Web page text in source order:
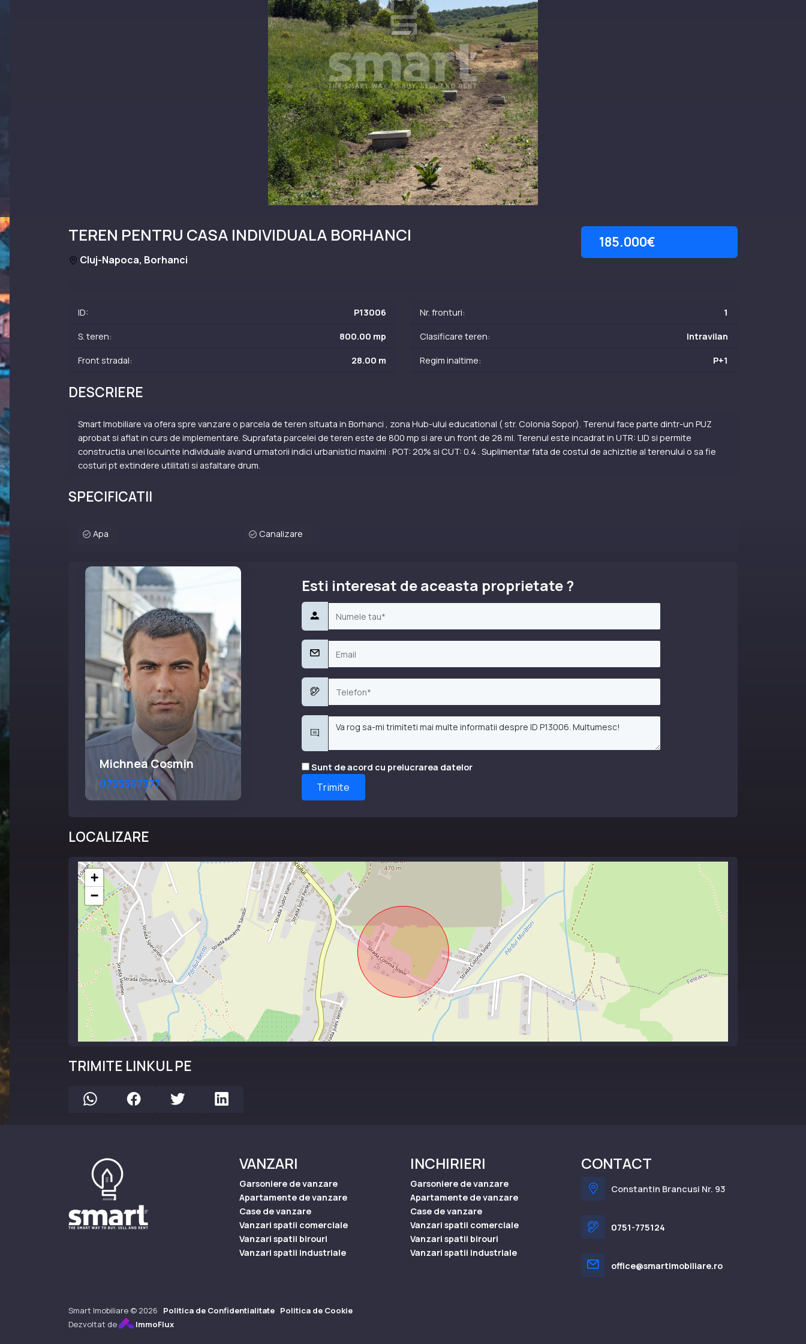
TEREN PENTRU CASA INDIVIDUALA BORHANCI
Cluj-Napoca, Borhanci
185.000€
ID: P13006
S. teren: 800.00 mp
Front stradal: 28.00 m
Nr. fronturi: 1
Clasificare teren: Intravilan
Regim inaltime: P+1
DESCRIERE
Smart Imobiliare va ofera spre vanzare o parcela de teren situata in Borhanci , zona Hub-ului educational ( str. Colonia Sopor). Terenul face parte dintr-un PUZ
aprobat si aflat in curs de implementare. Suprafata parcelei de teren este de 800 mp si are un front de 28 ml. Terenul este incadrat in UTR: LID si permite
constructia unei locuinte individuale avand urmatorii indici urbanistici maximi : POT: 20% si CUT: 0.4 . Suplimentar fata de costul de achizitie al terenului o sa fie
costuri pt extindere utilitati si asfaltare drum.
SPECIFICATII
Apa Canalizare
Michnea Cosmin
0755567377
Esti interesat de aceasta proprietate ?
Sunt de acord cu prelucrarea datelor
LOCALIZARE
+
−
TRIMITE LINKUL PE
VANZARI
Garsoniere de vanzare
Apartamente de vanzare
Case de vanzare
Vanzari spatii comerciale
Vanzari spatii birouri
Vanzari spatii industriale
INCHIRIERI
Garsoniere de vanzare
Apartamente de vanzare
Case de vanzare
Vanzari spatii comerciale
Vanzari spatii birouri
Vanzari spatii industriale
CONTACT
Constantin Brancusi Nr. 93
0751-775124
office@smartimobiliare.ro
Smart Imobiliare © 2026 Politica de Confidentialitate Politica de Cookie
Dezvoltat de
ImmoFlux